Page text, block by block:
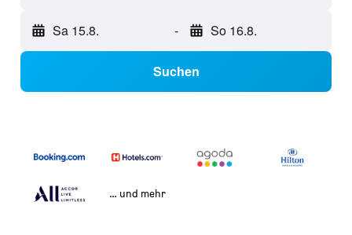
Sa 15.8. - So 16.8.
Suchen
… und mehr